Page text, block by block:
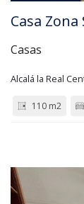
Casa
Casas
Alcalá la Real
110 m2